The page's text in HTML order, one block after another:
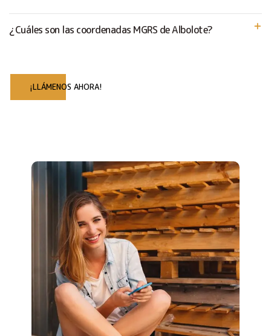
¿Cuáles son las coordenadas MGRS de Albolote?
¡LLÁMENOS AHORA!